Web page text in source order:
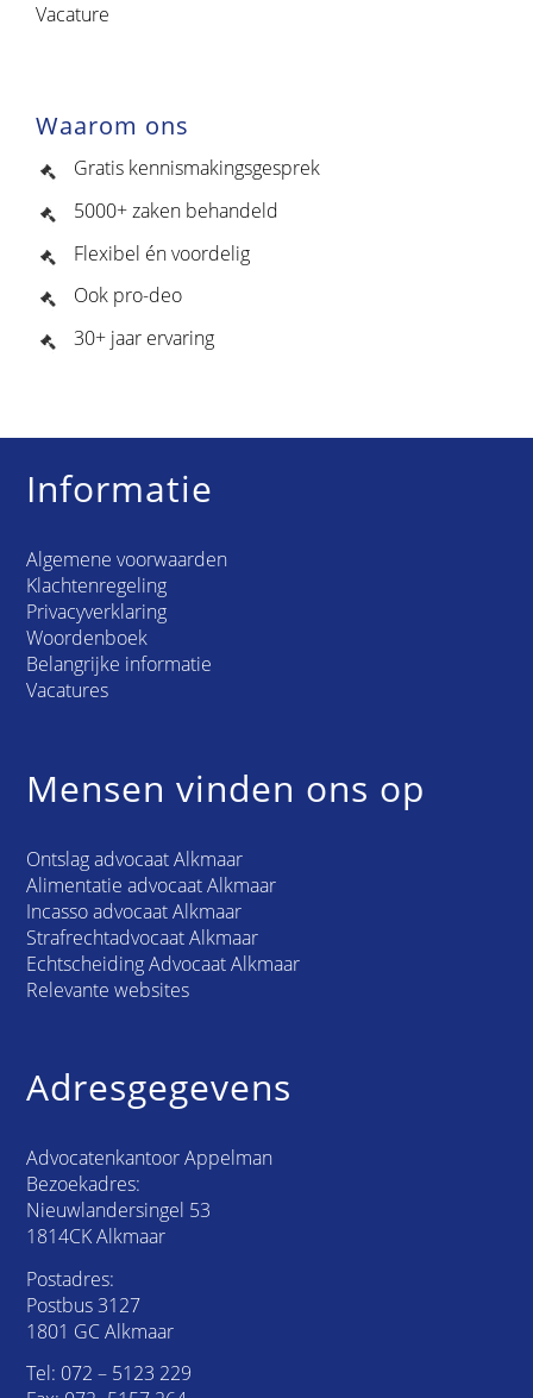
Vacature
Waarom ons
Gratis kennismakingsgesprek
5000+ zaken behandeld
Flexibel én voordelig
Ook pro-deo
30+ jaar ervaring
Informatie
Algemene voorwaarden
Klachtenregeling
Privacyverklaring
Woordenboek
Belangrijke informatie
Vacatures
Mensen vinden ons op
Ontslag advocaat Alkmaar
Alimentatie advocaat Alkmaar
Incasso advocaat Alkmaar
Strafrechtadvocaat Alkmaar
Echtscheiding Advocaat Alkmaar
Relevante websites
Adresgegevens
Advocatenkantoor Appelman
Bezoekadres:
Nieuwlandersingel 53
1814CK Alkmaar
Postadres:
Postbus 3127
1801 GC Alkmaar
Tel: 072 – 5123 229